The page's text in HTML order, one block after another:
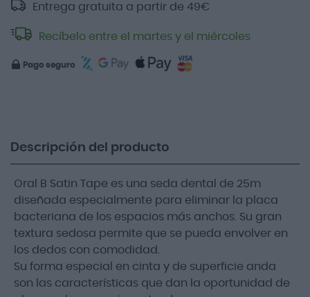
Entrega gratuita a partir de 49€
Recíbelo entre el martes y el miércoles
Pago seguro
Descripción del producto
Oral B Satin Tape es una seda dental de 25m
diseñada especialmente para eliminar la placa
bacteriana de los espacios más anchos. Su gran
textura sedosa permite que se pueda envolver en
los dedos con comodidad.
Su forma especial en cinta y de superficie anda
son las características que dan la oportunidad de